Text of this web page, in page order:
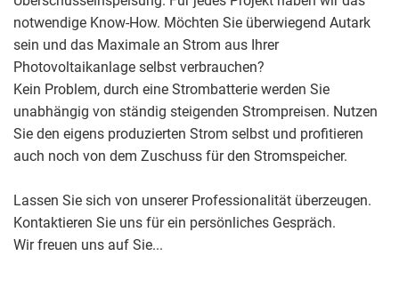
notwendige Know-How. Möchten Sie überwiegend Autark
sein und das Maximale an Strom aus Ihrer
Photovoltaikanlage selbst verbrauchen?
Kein Problem, durch eine Strombatterie werden Sie
unabhängig von ständig steigenden Strompreisen. Nutzen
Sie den eigens produzierten Strom selbst und profitieren
auch noch von dem Zuschuss für den Stromspeicher.
Lassen Sie sich von unserer Professionalität überzeugen.
Kontaktieren Sie uns für ein persönliches Gespräch.
Wir freuen uns auf Sie...